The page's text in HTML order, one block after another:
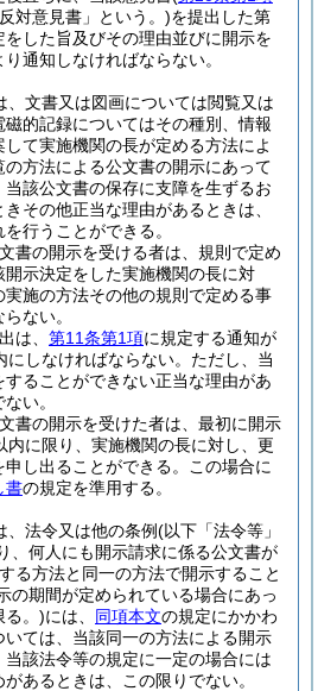
対意見書」という。)を提出した第
した旨及びその理由並びに開示を
通知しなければならない。
、文書又は図画については閲覧又は
的記録についてはその種別、情報
て実施機関の長が定める方法によ
の方法による公文書の開示にあって
該公文書の保存に支障を生ずるお
その他正当な理由があるときは、
行うことができる。
書の開示を受ける者は、規則で定め
示決定をした実施機関の長に対
実施の方法その他の規則で定める事
ない。
は、 第11条第1項に規定する通知が
しなければならない。 ただし、当
ることができない正当な理由があ
い。
書の開示を受けた者は、最初に開示
内に限り、実施機関の長に対し、更
し出ることができる。
この場合に
書の規定を準用する。
、法令又は他の条例(以下「法令等」
、何人にも開示請求に係る公文書が
る方法と同一の方法で開示すること
の期間が定められている場合にあっ
る。)には、 同項本文の規定にかかわ
いては、当該同一の方法による開示
当該法令等の規定に一定の場合には
あるときは、この限りでない。